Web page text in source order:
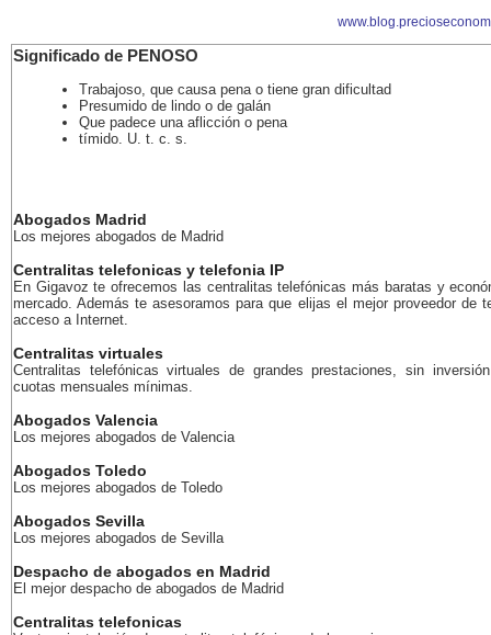
Significado de PENOSO
Trabajoso, que causa pena o tiene gran dificultad
Presumido de lindo o de galán
Que padece una aflicción o pena
tímido. U. t. c. s.
Abogados Madrid
Los mejores abogados de Madrid
Centralitas telefonicas y telefonia IP
En Gigavoz te ofrecemos las centralitas telefónicas más baratas y
mercado. Además te asesoramos para que elijas el mejor proveedor de
acceso a Internet.
Centralitas virtuales
Centralitas telefónicas virtuales de grandes prestaciones, sin
cuotas mensuales mínimas.
Abogados Valencia
Los mejores abogados de Valencia
Abogados Toledo
Los mejores abogados de Toledo
Abogados Sevilla
Los mejores abogados de Sevilla
Despacho de abogados en Madrid
El mejor despacho de abogados de Madrid
Centralitas telefonicas